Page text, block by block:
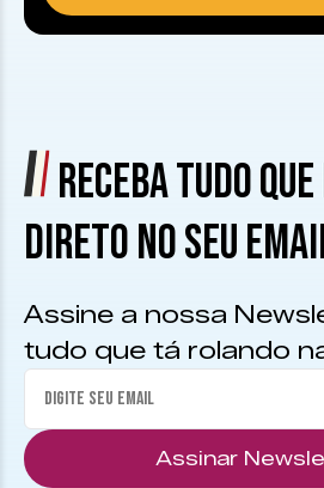
RECEBA TUDO
DIRETO NO SEU
Assine a nossa
tudo que tá rolando
Assinar